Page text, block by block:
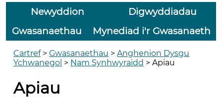
Newyddion
Digwyddiadau
Gwasanaethau
Mynediad i'r Gwasanaeth
Cartref>Gwasanaethau >Anghenion Dysgu
Ychwanegol > Nam Synhwyraidd >Apiau
Apiau